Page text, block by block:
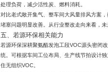
处理负荷，减少活性炭、燃料消耗。
对比老式敞开集气、整车间大风量排风方案
堵塞问题明显改善。从行业整改走向来看，
五、若源环保相关能力
若源环保深耕聚氨酯发泡工段VOC源头密闭
统。可根据车间工位布局、生产线节拍设计
住无组织VOC。